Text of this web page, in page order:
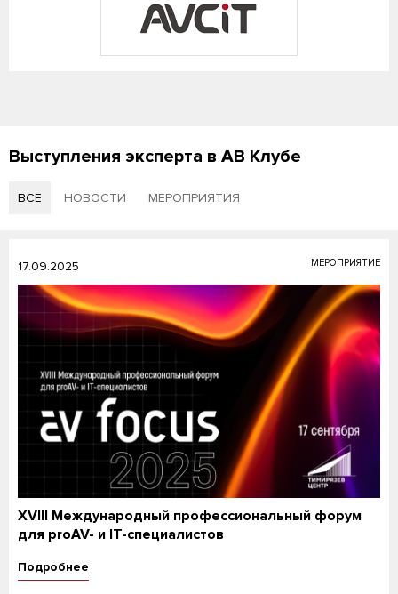
Выступления эксперта в АВ Клубе
ВСЕ НОВОСТИ МЕРОПРИЯТИЯ
17.09.2025 МЕРОПРИЯТИЕ
XVIII Международный профессиональный форум
для proAV- и IT-специалистов
Подробнее